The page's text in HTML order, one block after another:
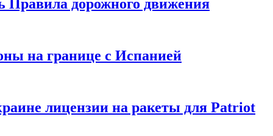
Правила дорожного движения
на границе с Испанией
лицензии на ракеты для Patriot